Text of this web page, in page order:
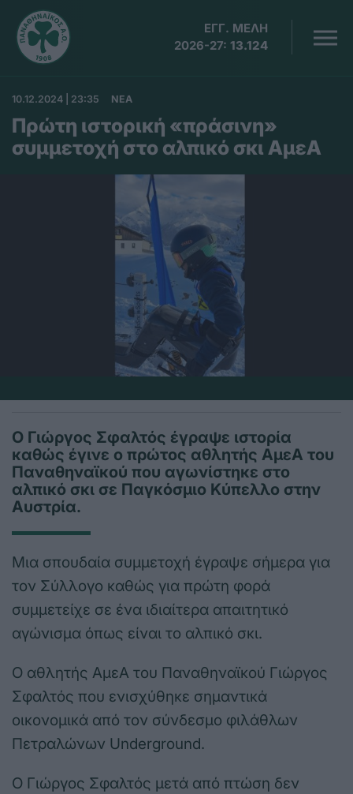
ΕΓΓ. ΜΕΛΗ
2026-27: 13.124
10.12.2024 | 23:35 ΝΕΑ
Πρώτη ιστορική «πράσινη»
συμμετοχή στο αλπικό σκι ΑμεΑ
Ο Γιώργος Σφαλτός έγραψε ιστορία
καθώς έγινε ο πρώτος αθλητής ΑμεΑ του
Παναθηναϊκού που αγωνίστηκε στο
αλπικό σκι σε Παγκόσμιο Κύπελλο στην
Αυστρία.
Μια σπουδαία συμμετοχή έγραψε σήμερα για
τον Σύλλογο καθώς για πρώτη φορά
συμμετείχε σε ένα ιδιαίτερα απαιτητικό
αγώνισμα όπως είναι το αλπικό σκι.
Ο αθλητής ΑμεΑ του Παναθηναϊκού Γιώργος
Σφαλτός που ενισχύθηκε σημαντικά
οικονομικά από τον σύνδεσμο φιλάθλων
Πετραλώνων Underground.
Ο Γιώργος Σφαλτός μετά από πτώση δεν